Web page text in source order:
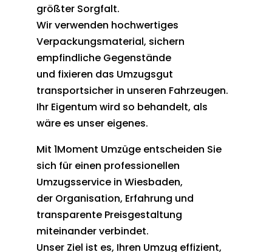
größter Sorgfalt.
Wir verwenden hochwertiges
Verpackungsmaterial, sichern
empfindliche Gegenstände
und fixieren das Umzugsgut
transportsicher in unseren Fahrzeugen.
Ihr Eigentum wird so behandelt, als
wäre es unser eigenes.
Mit 1Moment Umzüge entscheiden Sie
sich für einen professionellen
Umzugsservice in Wiesbaden,
der Organisation, Erfahrung und
transparente Preisgestaltung
miteinander verbindet.
Unser Ziel ist es, Ihren Umzug effizient,